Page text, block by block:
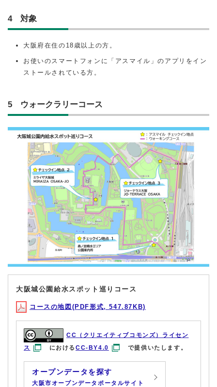
4 対象
大阪府在住の18歳以上の方。
お使いのスマートフォンに「アスマイル」のアプリをイン
ストールされている方。
5 ウォークラリーコース
大阪城公園給水スポット巡りコース
コースの地図(PDF形式, 547.87KB)
CC（クリエイティブコモンズ）ライセン
ス
におけるCC-BY4.0 で提供いたします。
オープンデータを探す
大阪市オープンデータポータルサイト